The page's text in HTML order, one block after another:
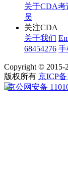
关于CDA考
员
关注CDA
关于我们
68454276 手
Copyright © 2015-
版权所有 京ICP备
京公网安备